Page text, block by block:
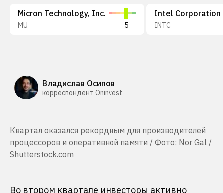
Micron Technology, Inc.
MU 5
Intel Corporation
INTC
Владислав Осипов
корреспондент Oninvest
Квартал оказался рекордным для производителей
процессоров и оперативной памяти / Фото: Nor Gal /
Shutterstock.com
Во втором квартале инвесторы активно